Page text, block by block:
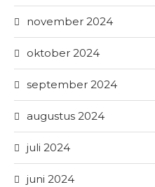
november 2024
oktober 2024
september 2024
augustus 2024
juli 2024
juni 2024